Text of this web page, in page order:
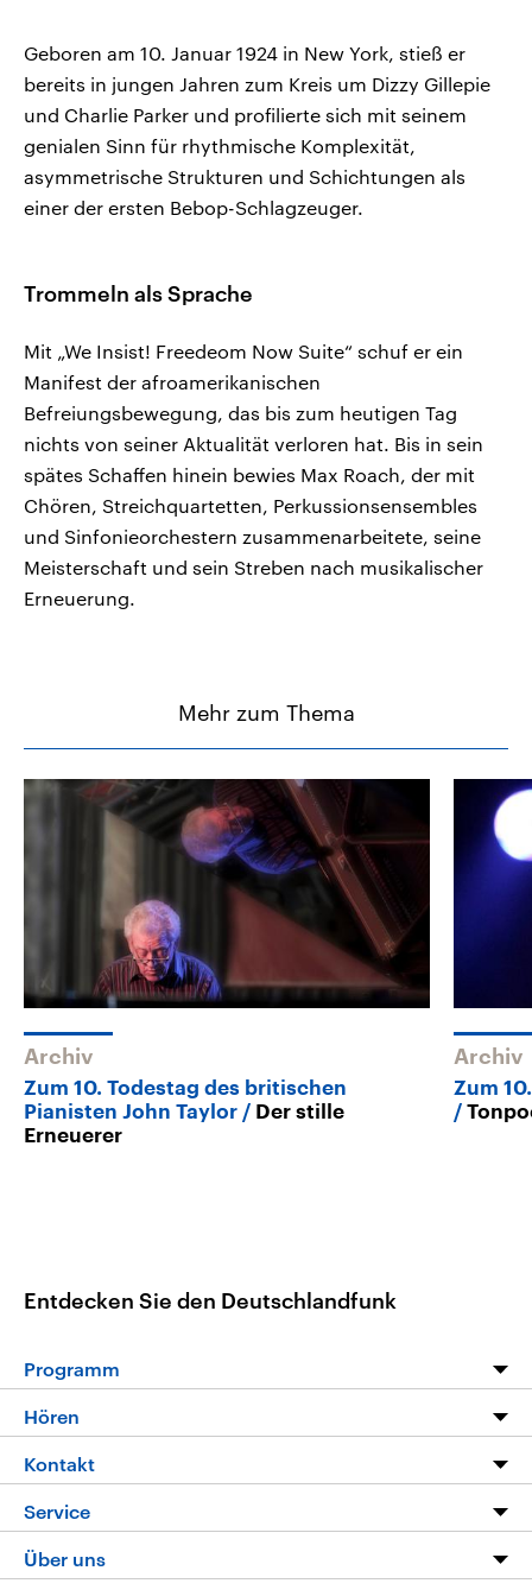
Geboren am 10. Januar 1924 in New York, stieß er
bereits in jungen Jahren zum Kreis um Dizzy Gillepie
und Charlie Parker und profilierte sich mit seinem
genialen Sinn für rhythmische Komplexität,
asymmetrische Strukturen und Schichtungen als
einer der ersten Bebop-Schlagzeuger.
Trommeln als Sprache
Mit „We Insist! Freedeom Now Suite“ schuf er ein
Manifest der afroamerikanischen
Befreiungsbewegung, das bis zum heutigen Tag
nichts von seiner Aktualität verloren hat. Bis in sein
spätes Schaffen hinein bewies Max Roach, der mit
Chören, Streichquartetten, Perkussionsensembles
und Sinfonieorchestern zusammenarbeitete, seine
Meisterschaft und sein Streben nach musikalischer
Erneuerung.
Mehr zum Thema
Archiv
Zum 10. Todestag des britischen
Pianisten John Taylor
Der stille
Erneuerer
Archiv
Zum
Entdecken Sie den Deutschlandfunk
Programm
Programm
Die Nachrichten
Nachrichtenleicht
Neue Beiträge auf dlf.de
Hören
Livestream
Podcasts
Deutschlandfunk App
Kontakt
Hörerservice
Service
FAQ
Über uns